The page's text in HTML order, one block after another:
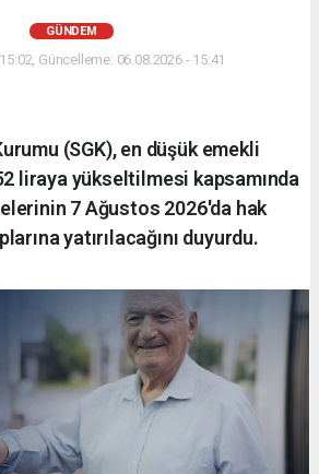
GÜNDEM
Güncelleme: 06.08.2026 - 15:41
(SGK), en düşük emekli
liraya yükseltilmesi kapsamında
7 Ağustos 2026'da hak
yatırılacağını duyurdu.